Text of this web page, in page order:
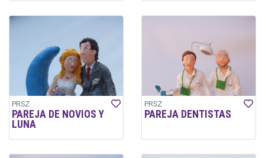
PRSZ
PAREJA DE NOVIOS Y
LUNA
PRSZ
PAREJA DENTISTAS